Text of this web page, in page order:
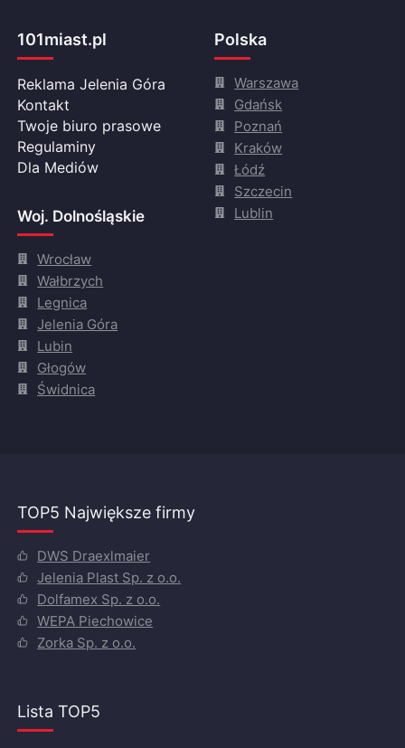
101miast.pl
Reklama Jelenia Góra
Kontakt
Twoje biuro prasowe
Regulaminy
Dla Mediów
Woj. Dolnośląskie
Wrocław
Wałbrzych
Legnica
Jelenia Góra
Lubin
Głogów
Świdnica
Polska
Warszawa
Gdańsk
Poznań
Kraków
Łódź
Szczecin
Lublin
TOP5 Największe firmy
DWS Draexlmaier
Jelenia Plast Sp. z o.o.
Dolfamex Sp. z o.o.
WEPA Piechowice
Zorka Sp. z o.o.
Lista TOP5